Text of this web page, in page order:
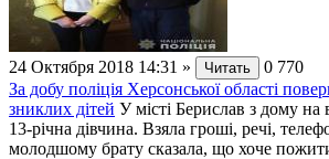
24 Октября 2018 14:31 » Читать 0 770
За добу поліція Херсонської області
зниклих дітей У місті Берислав з дому на
13-річна дівчина. Взяла гроші, речі,
молодшому брату сказала, що хоче